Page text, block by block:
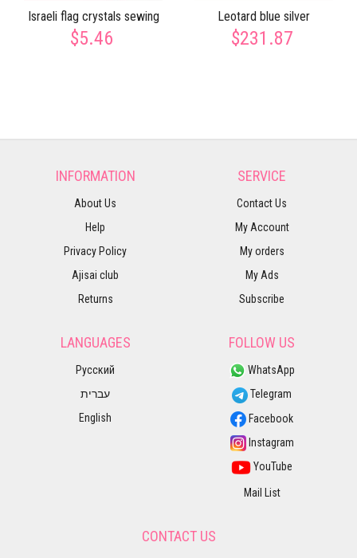
Israeli flag crystals sewing
$5.46
Leotard blue silver
$231.87
INFORMATION
About Us
Help
Privacy Policy
Ajisai club
Returns
SERVICE
Contact Us
My Account
My orders
My Ads
Subscribe
LANGUAGES
Русский
עברית
English
FOLLOW US
WhatsApp
Telegram
Facebook
Instagram
YouTube
Mail List
CONTACT US